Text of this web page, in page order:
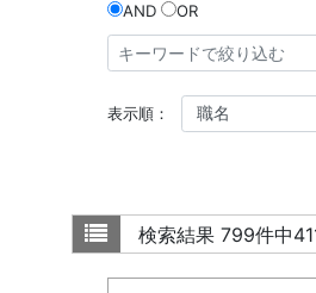
AND OR
表示順：
検索結果 799件中